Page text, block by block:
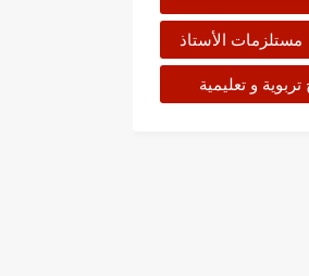
مستلزمات الأستاذ
تربوية و تعليمية